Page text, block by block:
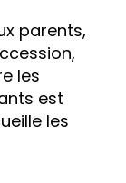
parents,
les
est
les